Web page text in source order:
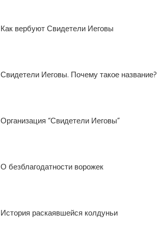
Как вербуют Свидетели Иеговы
Свидетели Иеговы. Почему такое название?
Организация “Свидетели Иеговы”
О безблагодатности ворожек
История раскаявшейся колдуньи